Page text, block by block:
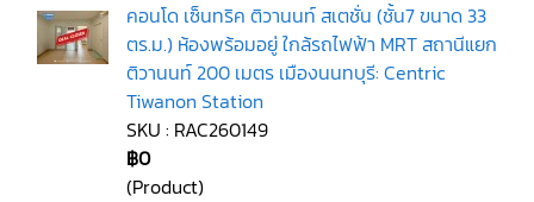
คอนโด เซ็นทริค ติวานนท์ สเตชั่น (ชั้น7 ขนาด 33
ตร.ม.) ห้องพร้อมอยู่ ใกล้รถไฟฟ้า MRT สถานีแยก
ติวานนท์ 200 เมตร เมืองนนทบุรี: Centric
Tiwanon Station
SKU : RAC260149
฿0
(Product)